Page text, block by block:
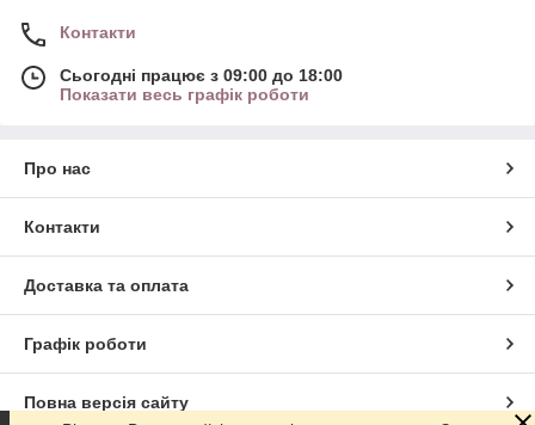
Контакти
Сьогодні працює з 09:00 до 18:00
Показати весь графік роботи
Про нас
Контакти
Доставка та оплата
Графік роботи
Повна версія сайту